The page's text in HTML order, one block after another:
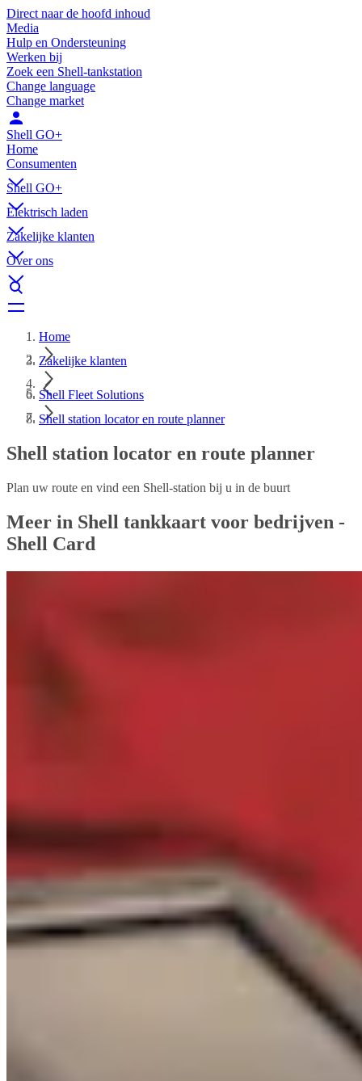
Direct naar de hoofd inhoud
Media
Hulp en Ondersteuning
Werken bij
Zoek een Shell-tankstation
Change language
Change market
Shell GO+
Home
Consumenten
Shell GO+
Elektrisch laden
Zakelijke klanten
Over ons
Home
Zakelijke klanten
Shell Fleet Solutions
Shell station locator en route planner
Shell station locator en route planner
Plan uw route en vind een Shell-station bij u in de buurt
Meer in Shell tankkaart voor bedrijven -
Shell Card